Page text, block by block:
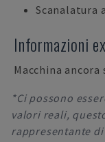
Scanalatura
Informazioni
Macchina
*Ci possono
valori reali,
rappresentante